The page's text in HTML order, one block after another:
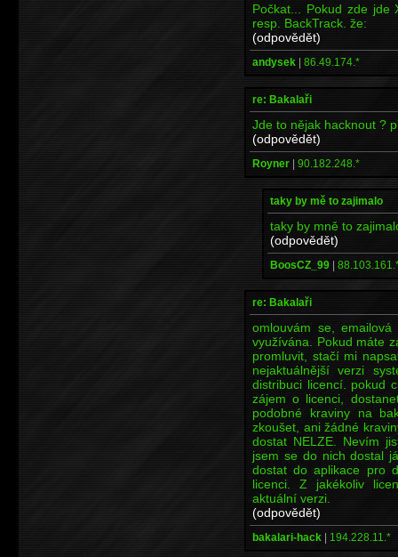
Počkat... Pokud zde
resp. BackTrack. že:
(odpovědět)
andysek | 86.49.174.*
re: Bakalaři
Jde to nějak hacknout ?
(odpovědět)
Royner | 90.182.248.*
taky by mě to zajimalo
taky by mně to
(odpovědět)
BoosCZ_99 |
re: Bakalaři
omlouvám se, emailová
využívána. Pokud máte
promluvit, stačí mi
nejaktuálnější verzi
distribuci licencí. pokud
zájem o licenci,
podobné kraviny na
zkoušet, ani žádné
dostat NELZE. Nevím
jsem se do nich dostal
dostat do aplikace pro
licenci. Z jakékoliv
aktuální verzi.
(odpovědět)
bakalari-hack | 194.228.11.*